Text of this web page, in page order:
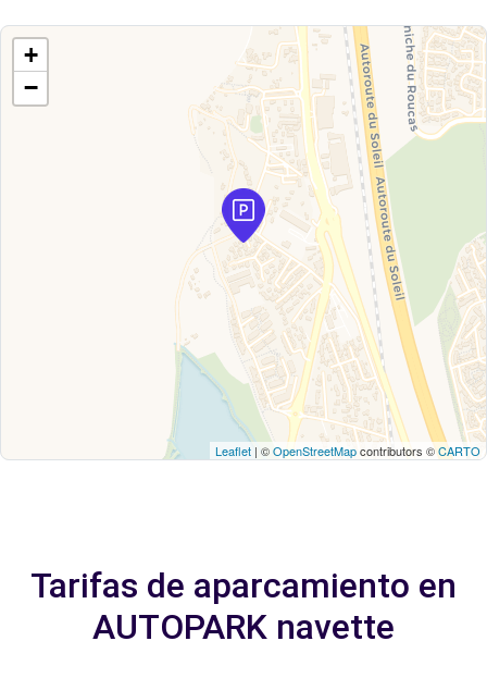
+
−
Leaflet | ©OpenStreetMapcontributors ©CARTO
Tarifas de aparcamiento en
AUTOPARK navette